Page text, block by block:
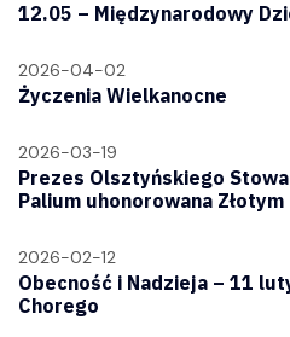
12.05 – Międzynarodowy
2026-04-02
Życzenia Wielkanocne
2026-03-19
Prezes Olsztyńskiego
Palium uhonorowana
2026-02-12
Obecność i Nadzieja – 11
Chorego